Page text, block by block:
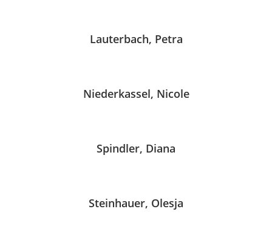
Lauterbach, Petra
Niederkassel, Nicole
Spindler, Diana
Steinhauer, Olesja